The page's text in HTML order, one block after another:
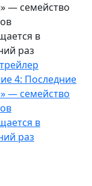
— семейство
в
раз
4: Последние
— семейство
в
раз